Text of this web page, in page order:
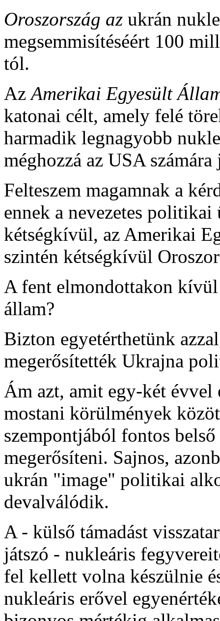
Oroszország az ukrán
megsemmisítéséért 100
tól.
AzAmerikai Egyesült
katonai célt, amely felé
harmadik legnagyobb
méghozzá az USA
Felteszem magamnak a
ennek a nevezetes
kétségkívül, az Amerikai
szintén kétségkívül
A fent elmondottakon
állam?
Bizton egyetérthetünk
megerősítették Ukrajna
Ám azt, amit egy-két évvel
mostani körülmények
szempontjából fontos
megerősíteni. Sajnos,
ukrán "image" politikai
devalválódik.
A - külső támadást
játszó - nukleáris
fel kellett volna készülnie
nukleáris erővel